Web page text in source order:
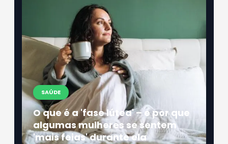
SAÚDE
O que é a 'fase lútea' – e por que
algumas mulheres se sentem
'mais feias' durante ela